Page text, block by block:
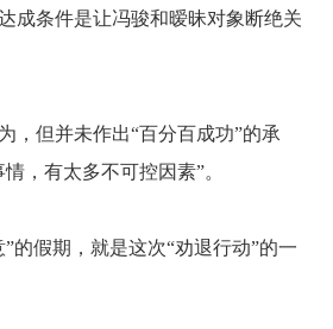
成条件是让冯骏和暧昧对象断绝关
，但并未作出“百分百成功”的承
，有太多不可控因素”。
”的假期，就是这次“劝退行动”的一